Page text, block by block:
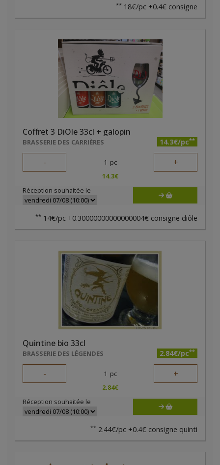
** 18€/pc +0.4€ consigne
Coffret 3 DiÔle 33cl + galopin
BRASSERIE DES CARRIÈRES 14.3€/pc**
- 1 pc +
14.3€
Réception souhaitée le
** 14€/pc +0.30000000000000004€ consigne diôle
Quintine bio 33cl
BRASSERIE DES LÉGENDES 2.84€/pc**
- 1 pc +
2.84€
Réception souhaitée le
** 2.44€/pc +0.4€ consigne quinti